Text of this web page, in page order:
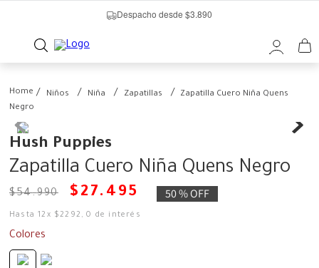
Despacho desde $3.890
Niños Niña Zapatillas
Zapatilla Cuero Niña Quens
Negro
Hush Puppies
Zapatilla Cuero Niña Quens Negro
$54.990 $ 27. 495 50 %OFF
Hasta12 x $2292 ,0 de interés
Colores